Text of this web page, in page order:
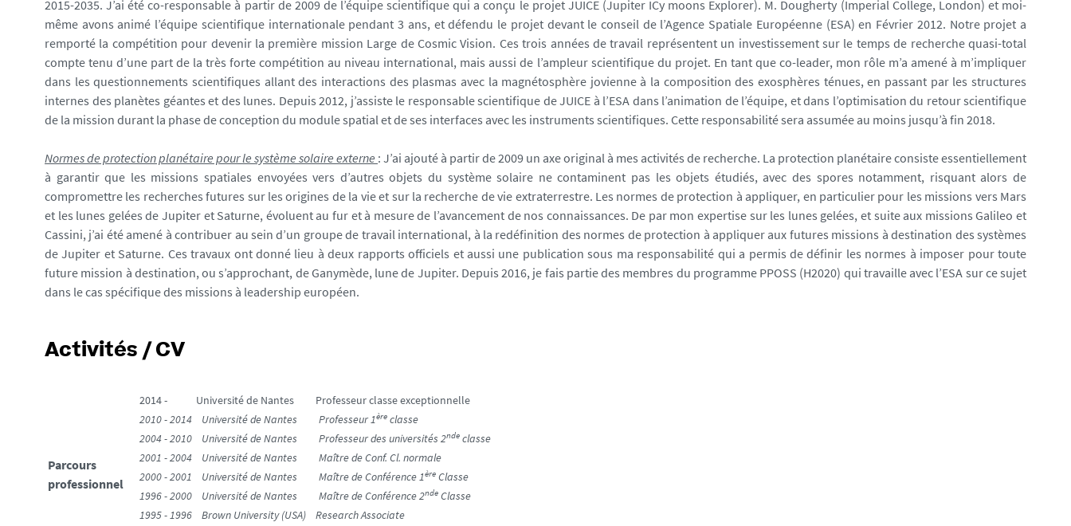
2015-2035. J’ai été co-responsable à partir de 2009 de l’équipe scientifique qui a conçu le projet JUICE (Jupiter ICy moons Explorer). M. Dougherty (Imperial College, London) et moi-
même avons animé l’équipe scientifique internationale pendant 3 ans, et défendu le projet devant le conseil de l’Agence Spatiale Européenne (ESA) en Février 2012. Notre projet a
remporté la compétition pour devenir la première mission Large de Cosmic Vision. Ces trois années de travail représentent un investissement sur le temps de recherche quasi-total
compte tenu d’une part de la très forte compétition au niveau international, mais aussi de l’ampleur scientifique du projet. En tant que co-leader, mon rôle m’a amené à m’impliquer
dans les questionnements scientifiques allant des interactions des plasmas avec la magnétosphère jovienne à la composition des exosphères ténues, en passant par les structures
internes des planètes géantes et des lunes. Depuis 2012, j’assiste le responsable scientifique de JUICE à l’ESA dans l’animation de l’équipe, et dans l’optimisation du retour scientifique
de la mission durant la phase de conception du module spatial et de ses interfaces avec les instruments scientifiques. Cette responsabilité sera assumée au moins jusqu’à fin 2018.
Normes de protection planétaire pour le système solaire externe : J’ai ajouté à partir de 2009 un axe original à mes activités de recherche. La protection planétaire consiste essentiellement
à garantir que les missions spatiales envoyées vers d’autres objets du système solaire ne contaminent pas les objets étudiés, avec des spores notamment, risquant alors de
compromettre les recherches futures sur les origines de la vie et sur la recherche de vie extraterrestre. Les normes de protection à appliquer, en particulier pour les missions vers Mars
et les lunes gelées de Jupiter et Saturne, évoluent au fur et à mesure de l’avancement de nos connaissances. De par mon expertise sur les lunes gelées, et suite aux missions Galileo et
Cassini, j’ai été amené à contribuer au sein d’un groupe de travail international, à la redéfinition des normes de protection à appliquer aux futures missions à destination des systèmes
de Jupiter et Saturne. Ces travaux ont donné lieu à deux rapports officiels et aussi une publication sous ma responsabilité qui a permis de définir les normes à imposer pour toute
future mission à destination, ou s’approchant, de Ganymède, lune de Jupiter. Depuis 2016, je fais partie des membres du programme PPOSS (H2020) qui travaille avec l’ESA sur ce sujet
dans le cas spécifique des missions à leadership européen.
Activités / CV
Parcours
professionnel
2014 - Université de Nantes Professeur classe exceptionnelle
2010 - 2014 Université de Nantes Professeur 1ère classe
2004 - 2010 Université de Nantes Professeur des universités 2nde classe
2001 - 2004 Université de Nantes Maître de Conf. Cl. normale
2000 - 2001 Université de Nantes Maître de Conférence 1ère Classe
1996 - 2000 Université de Nantes Maître de Conférence 2nde Classe
1995 - 1996 Brown University (USA) Research Associate